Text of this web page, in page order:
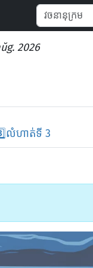
2026
លំហាត់ទី 3